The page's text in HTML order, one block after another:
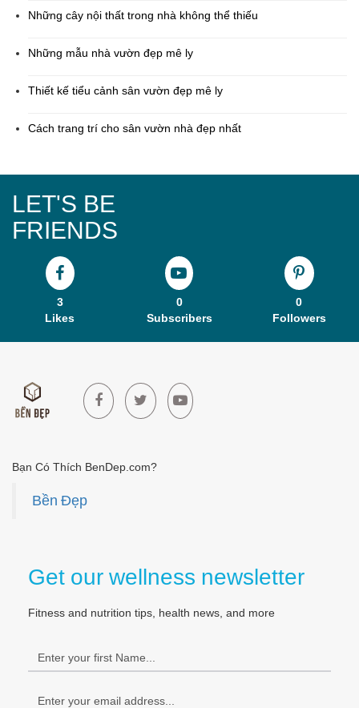
Những cây nội thất trong nhà không thể thiếu
Những mẫu nhà vườn đẹp mê ly
Thiết kế tiểu cảnh sân vườn đẹp mê ly
Cách trang trí cho sân vườn nhà đẹp nhất
LET'S BE
FRIENDS
3
Likes
0
Subscribers
0
Followers
Bạn Có Thích BenDep.com?
Bền Đẹp
Get our wellness newsletter
Fitness and nutrition tips, health news, and more